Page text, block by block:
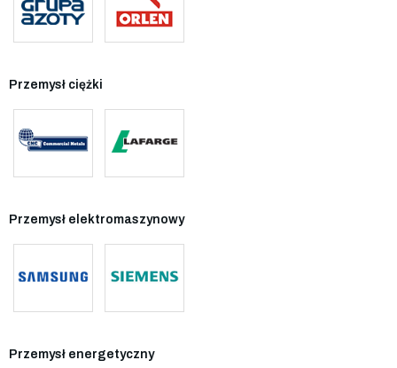
Przemysł ciężki
Przemysł elektromaszynowy
Przemysł energetyczny